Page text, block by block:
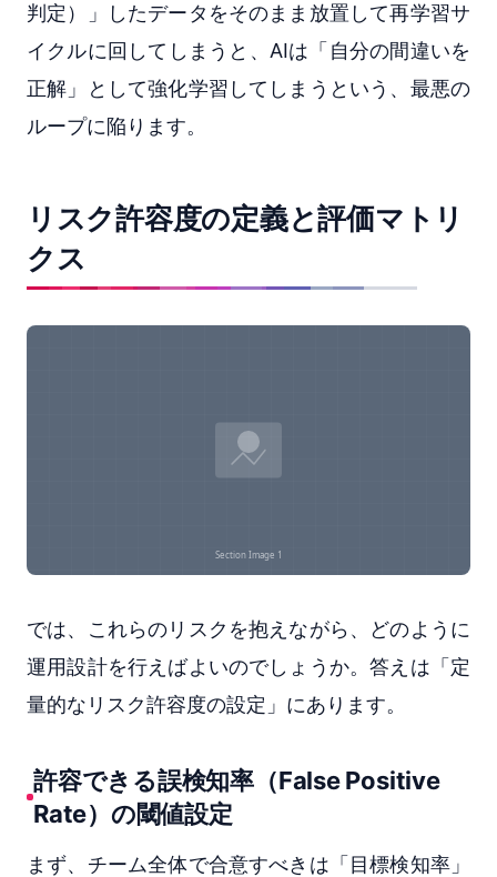
判定）」したデータをそのまま放置して再学習サ
イクルに回してしまうと、AIは「自分の間違いを
正解」として強化学習してしまうという、最悪の
ループに陥ります。
リスク許容度の定義と評価マトリ
クス
では、これらのリスクを抱えながら、どのように
運用設計を行えばよいのでしょうか。答えは「定
量的なリスク許容度の設定」にあります。
許容できる誤検知率（False Positive
Rate）の閾値設定
まず、チーム全体で合意すべきは「目標検知率」